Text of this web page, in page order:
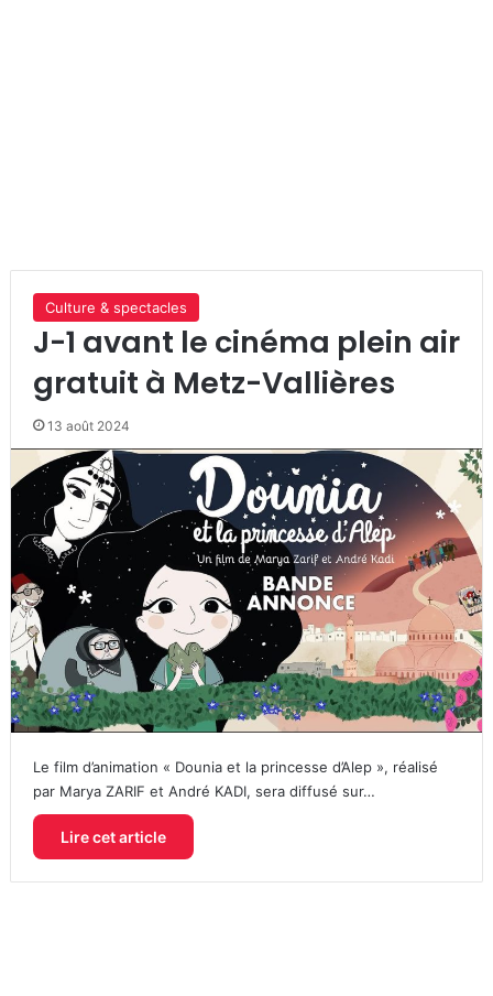
Culture & spectacles
J-1 avant le cinéma plein air
gratuit à Metz-Vallières
13 août 2024
Le film d’animation « Dounia et la princesse d’Alep », réalisé
par Marya ZARIF et André KADI, sera diffusé sur…
Lire cet article